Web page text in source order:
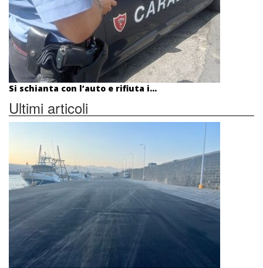
Si schianta con l’auto e rifiuta i...
Ultimi articoli